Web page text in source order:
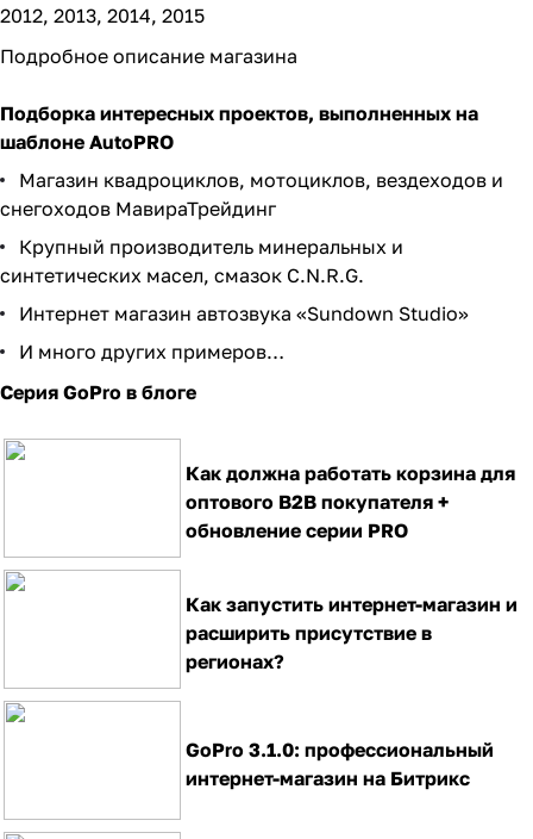
2012, 2013, 2014, 2015
Подробное описание магазина
Подборка интересных проектов, выполненных на
шаблоне AutoPRO
Магазин квадроциклов, мотоциклов, вездеходов и
снегоходов МавираТрейдинг
Крупный производитель минеральных и
синтетических масел, смазок C.N.R.G.
Интернет магазин автозвука «Sundown Studio»
И много других примеров…
Серия GoPro в блоге
Как должна работать корзина для
оптового B2B покупателя +
обновление серии PRO
Как запустить интернет-магазин и
расширить присутствие в
регионах?
GoPro 3.1.0: профессиональный
интернет-магазин на Битрикс